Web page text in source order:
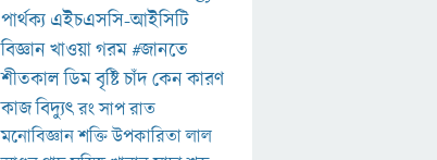
পার্থক্য এইচএসসি-আইসিটি
বিজ্ঞানখাওয়াগরম#জানতে
শীতকালডিমবৃষ্টিচাঁদকেনকারণ
কাজবিদ্যুৎরংসাপরাত
মনোবিজ্ঞানশক্তিউপকারিতালাল